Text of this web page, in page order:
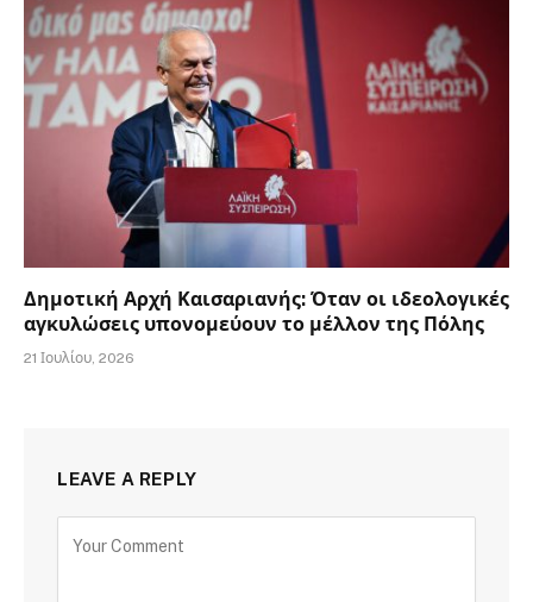
Δημοτική Αρχή Καισαριανής: Όταν οι ιδεολογικές
αγκυλώσεις υπονομεύουν το μέλλον της Πόλης
21 Ιουλίου, 2026
LEAVE A REPLY